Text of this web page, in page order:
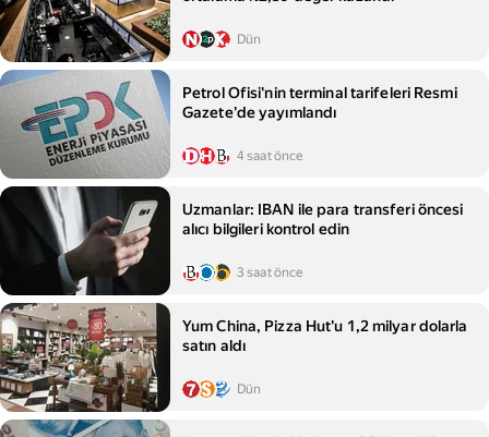
Dün
Petrol Ofisi'nin terminal tarifeleri Resmi
Gazete'de yayımlandı
4 saat önce
Uzmanlar: IBAN ile para transferi öncesi
alıcı bilgileri kontrol edin
3 saat önce
Yum China, Pizza Hut'u 1,2 milyar dolarla
satın aldı
Dün